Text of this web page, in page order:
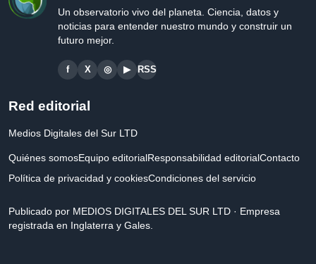
Un observatorio vivo del planeta. Ciencia, datos y
noticias para entender nuestro mundo y construir un
futuro mejor.
f X ◎ ▶ RSS
Red editorial
Medios Digitales del Sur LTD
Quiénes somosEquipo editorialResponsabilidad editorialContacto
Política de privacidad y cookiesCondiciones del servicio
Publicado por MEDIOS DIGITALES DEL SUR LTD · Empresa
registrada en Inglaterra y Gales.